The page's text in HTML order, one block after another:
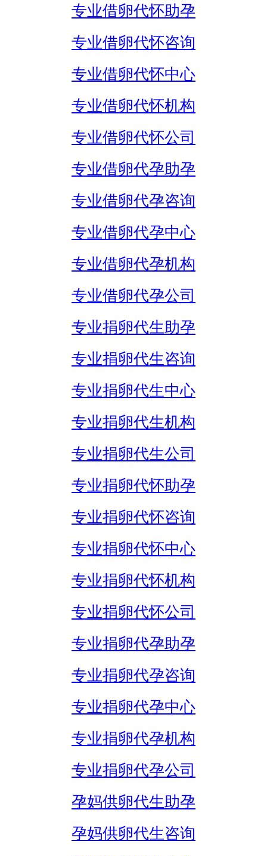
专业借卵代怀助孕
专业借卵代怀咨询
专业借卵代怀中心
专业借卵代怀机构
专业借卵代怀公司
专业借卵代孕助孕
专业借卵代孕咨询
专业借卵代孕中心
专业借卵代孕机构
专业借卵代孕公司
专业捐卵代生助孕
专业捐卵代生咨询
专业捐卵代生中心
专业捐卵代生机构
专业捐卵代生公司
专业捐卵代怀助孕
专业捐卵代怀咨询
专业捐卵代怀中心
专业捐卵代怀机构
专业捐卵代怀公司
专业捐卵代孕助孕
专业捐卵代孕咨询
专业捐卵代孕中心
专业捐卵代孕机构
专业捐卵代孕公司
孕妈供卵代生助孕
孕妈供卵代生咨询